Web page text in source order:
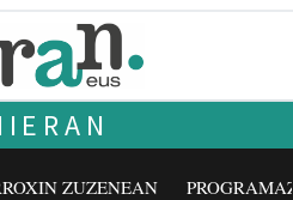
ZUZENEAN